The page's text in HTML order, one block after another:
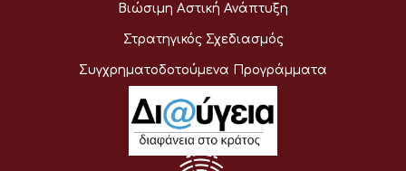
Βιώσιμη Αστική Ανάπτυξη
Στρατηγικός Σχεδιασμός
Συγχρηματοδοτούμενα Προγράμματα